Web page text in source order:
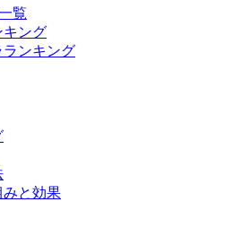
覧
キング
ンキング
みと効果